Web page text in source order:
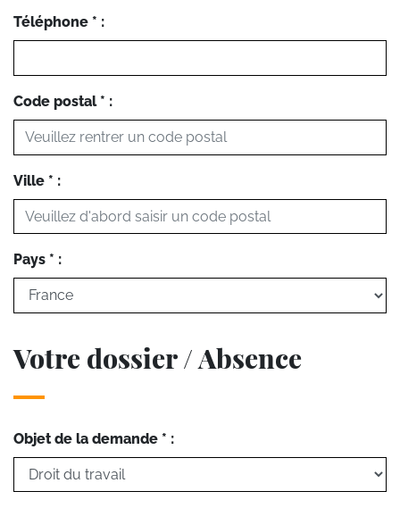
Téléphone * :
Code postal * :
Ville * :
Pays * :
Votre dossier / Absence
Objet de la demande * :